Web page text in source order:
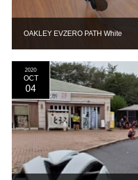
OAKLEY EVZERO PATH White
2020
OCT
04